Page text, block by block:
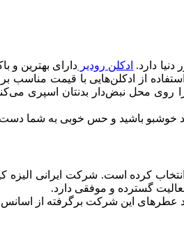
دارد. ادکلن رودیر دارای بهترین و
از ادکلن‌هایی با قیمت مناسب
روی محل نبض‌دار بدنتان اسپری
خوشبو باشید و حس خوبی به شما